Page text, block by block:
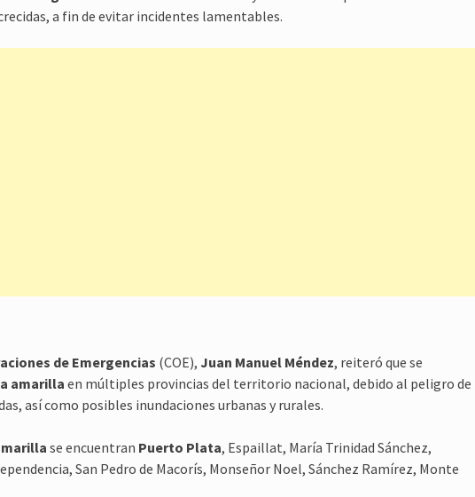
a fin de evitar incidentes lamentables.
de Emergencias (COE), Juan Manuel Méndez, reiteró que se
amarillaen múltiples provincias del territorio nacional, debido al peligro de
así como posibles inundaciones urbanas y rurales.
se encuentran Puerto Plata, Espaillat, María Trinidad Sánchez,
San Pedro de Macorís, Monseñor Noel, Sánchez Ramírez, Monte